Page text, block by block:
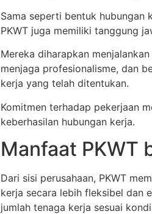
Sama seperti bentuk hubungan
PKWT juga memiliki tanggung
Mereka diharapkan
menjaga profesionalisme, dan
kerja yang telah ditentukan.
Komitmen terhadap pekerjaan
keberhasilan hubungan kerja.
Manfaat PKWT
Dari sisi perusahaan, PKWT
kerja secara lebih fleksibel dan
jumlah tenaga kerja sesuai